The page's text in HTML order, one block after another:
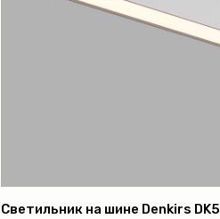
Светильник на шине Denkirs